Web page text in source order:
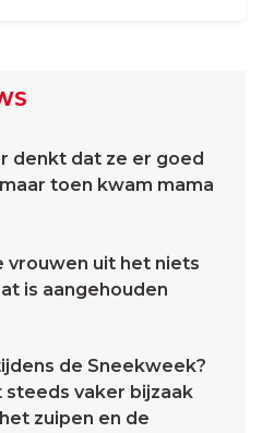
denkt dat ze er goed
toen kwam mama
vrouwen uit het niets
is aangehouden
de Sneekweek?
steeds vaker bijzaak
zuipen en de